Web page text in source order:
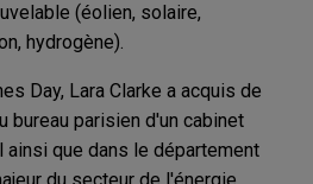
(éolien, solaire,
hydrogène).
Day, Lara Clarke a acquis de
bureau parisien d'un cabinet
ainsi que dans le département